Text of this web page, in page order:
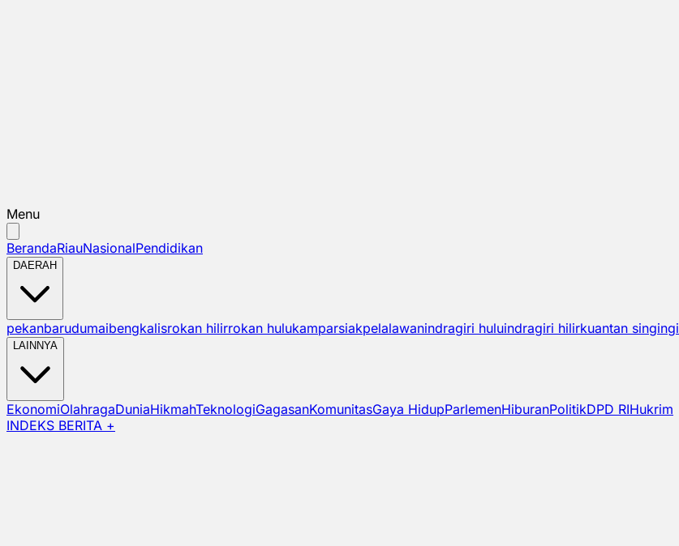
Menu
BerandaRiauNasionalPendidikan
DAERAH
pekanbarudumaibengkalisrokan hilirrokan hulukamparsiakpelalawanindragiri huluindragiri hilirkuantan singingi
LAINNYA
EkonomiOlahragaDuniaHikmahTeknologiGagasanKomunitasGaya HidupParlemenHiburanPolitikDPD RIHukrim
INDEKS BERITA +